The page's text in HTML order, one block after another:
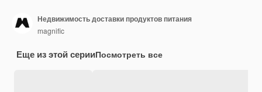
Недвижимость доставки продуктов питания
magnific
Еще из этой серииПосмотреть все